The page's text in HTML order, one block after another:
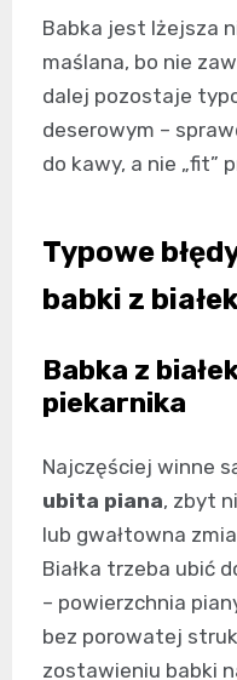
Babka jest lżejsza
maślana, bo nie
dalej pozostaje
deserowym –
do kawy, a nie „fit”
Typowe
babki z
Babka z
piekarnika
Najczęściej winne
ubita piana, zbyt
lub gwałtowna
Białka trzeba ubić
– powierzchnia
bez porowatej
zostawieniu babki